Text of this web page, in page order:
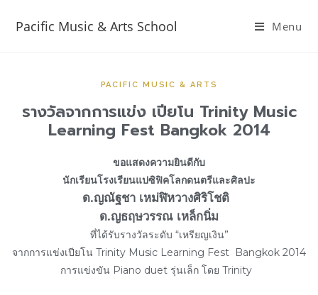
Pacific Music & Arts School Menu
PACIFIC MUSIC & ARTS
รางวัลจากการแข่ง เปียโน Trinity Music
Learning Fest Bangkok 2014
ขอแสดงความยินดีกับ
นักเรียนโรงเรียนแปซิฟิคโลกดนตรีและศิลปะ
ด.ญณัฐชา เหม่ฬิหวางศิริโชติ
ด.ญธฤษวรรณ เหล็กนิ่ม
ที่ได้รับรางวัลระดับ “เหรียญเงิน”
จากการแข่งเปียโน Trinity Music Learning Fest Bangkok 2014
การแข่งขัน Piano duet รุ่นเล็ก โดย Trinity